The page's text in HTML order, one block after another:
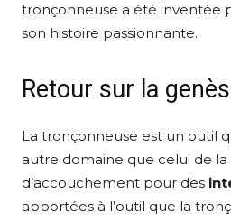
tronçonneuse a été inventée
son histoire passionnante.
Retour sur la
La tronçonneuse est un outil
autre domaine que celui de
d’accouchement pour des
apportées à l’outil que la